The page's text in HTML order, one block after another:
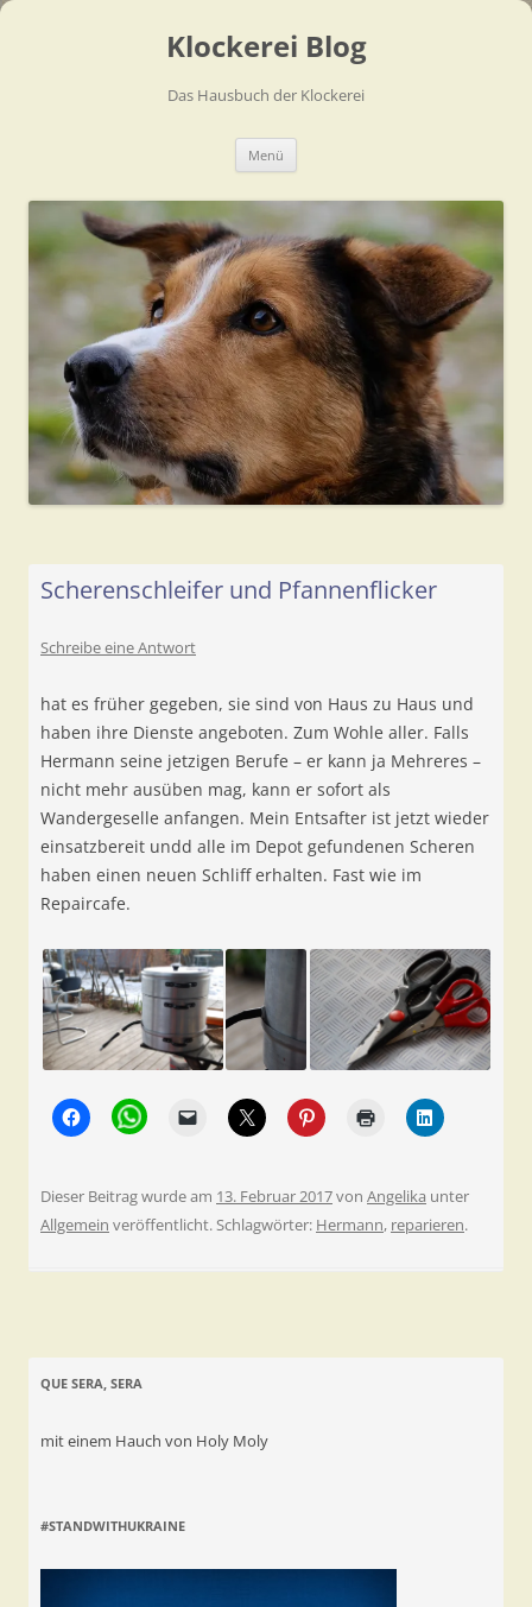
Klockerei Blog
Das Hausbuch der Klockerei
Menü
Scherenschleifer und Pfannenflicker
Schreibe eine Antwort
hat es früher gegeben, sie sind von Haus zu Haus und
haben ihre Dienste angeboten. Zum Wohle aller. Falls
Hermann seine jetzigen Berufe – er kann ja Mehreres –
nicht mehr ausüben mag, kann er sofort als
Wandergeselle anfangen. Mein Entsafter ist jetzt wieder
einsatzbereit undd alle im Depot gefundenen Scheren
haben einen neuen Schliff erhalten. Fast wie im
Repaircafe.
Dieser Beitrag wurde am 13. Februar 2017von Angelika unter
Allgemein veröffentlicht. Schlagwörter: Hermann, reparieren.
QUE SERA, SERA
mit einem Hauch von Holy Moly
#STANDWITHUKRAINE